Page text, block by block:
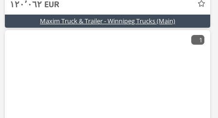
١٢٠٬٠٦٢ EUR
Maxim Truck & Trailer - Winnipeg Trucks (Main)
1